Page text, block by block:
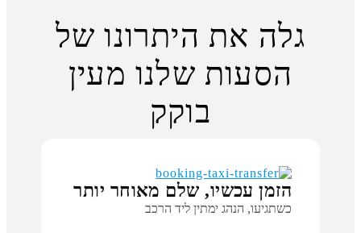
גלה את היתרונו של
הסעות שלנו מעין
בוקק
הזמן עכשיו, שלם מאוחר יותר
כשתגיעו, הנהג ימתין ליד הרכב